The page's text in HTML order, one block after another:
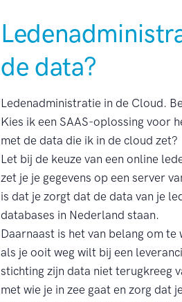
de data?
Ledenadministratie in de Cloud.
Kies ik een SAAS-oplossing voor
met de data die ik in de cloud zet?
Let bij de keuze van een online
zet je je gegevens op een server
is dat je zorgt dat de data van je
databases in Nederland staan.
Daarnaast is het van belang om
als je ooit weg wilt bij een
stichting zijn data niet terugkreeg
met wie je in zee gaat en zorg dat